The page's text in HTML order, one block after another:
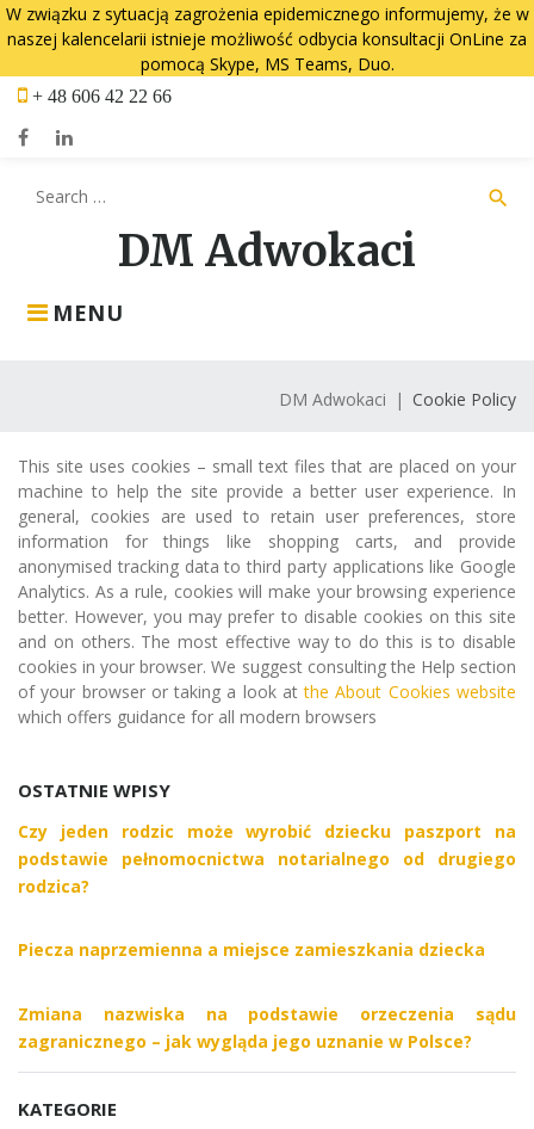
W związku z sytuacją zagrożenia epidemicznego informujemy, że w
naszej kalencelarii istnieje możliwość odbycia konsultacji OnLine za
pomocą Skype, MS Teams, Duo.
Skip
content
+ 48 606 42 22 66
DM Adwokaci
MENU
Search
search
DM Adwokaci | Cookie Policy
Cookie
Policy
This site uses cookies – small text files that are placed on your
machine to help the site provide a better user experience. In
general, cookies are used to retain user preferences, store
information for things like shopping carts, and provide
anonymised tracking data to third party applications like Google
Analytics. As a rule, cookies will make your browsing experience
better. However, you may prefer to disable cookies on this site
and on others. The most effective way to do this is to disable
cookies in your browser. We suggest consulting the Help section
of your browser or taking a look atthe About Cookies website
which offers guidance for all modern browsers
OSTATNIE WPISY
Czy jeden rodzic może wyrobić dziecku paszport na
podstawie pełnomocnictwa notarialnego od drugiego
rodzica?
Piecza naprzemienna a miejsce zamieszkania dziecka
Zmiana nazwiska na podstawie orzeczenia sądu
zagranicznego – jak wygląda jego uznanie w Polsce?
KATEGORIE